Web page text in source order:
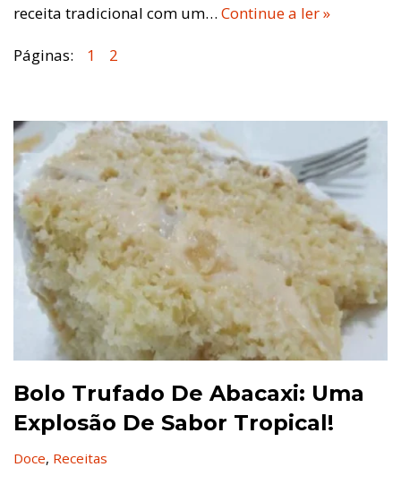
receita tradicional com um… Continue a ler »
Páginas: 1 2
Bolo Trufado De Abacaxi: Uma
Explosão De Sabor Tropical!
Doce, Receitas